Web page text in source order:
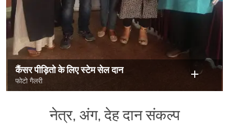
कैंसर पीड़ितो के लिए स्टेम सेल दान
फोटो गैलरी
नेत्र, अंग, देह दान संकल्प